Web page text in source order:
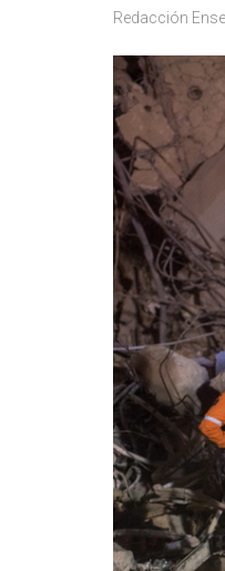
Redacción